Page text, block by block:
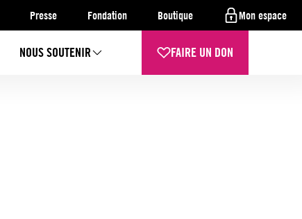
Presse Fondation Boutique Mon espace
NOUS SOUTENIR FAIRE UN DON